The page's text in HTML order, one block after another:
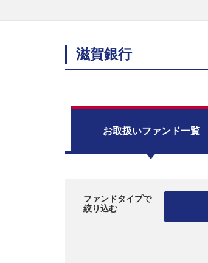
滋賀銀行
お取扱いファンド一覧
ファンドタイプで
絞り込む